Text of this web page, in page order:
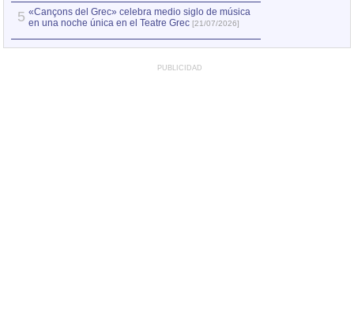
5 «Cançons del Grec» celebra medio siglo de música
en una noche única en el Teatre Grec [21/07/2026]
PUBLICIDAD